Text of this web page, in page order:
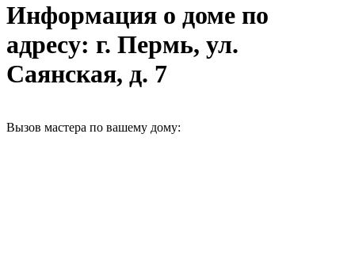
Информация о доме по
адресу: г. Пермь, ул.
Саянская, д. 7
Вызов мастера по вашему дому: